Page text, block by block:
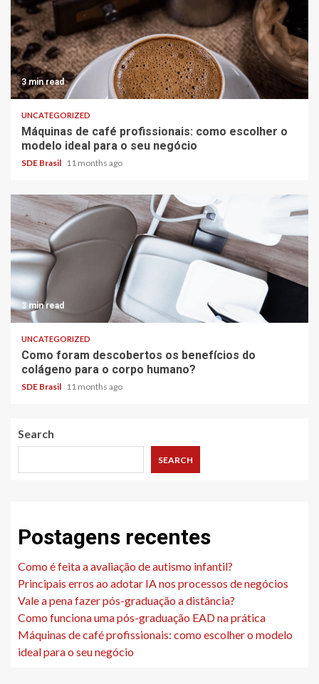
3 min read
UNCATEGORIZED
Máquinas de café profissionais: como escolher o
modelo ideal para o seu negócio
SDE Brasil 11 months ago
3 min read
UNCATEGORIZED
Como foram descobertos os benefícios do
colágeno para o corpo humano?
SDE Brasil 11 months ago
Search
SEARCH
Postagens recentes
Como é feita a avaliação de autismo infantil?
Principais erros ao adotar IA nos processos de negócios
Vale a pena fazer pós-graduação a distância?
Como funciona uma pós-graduação EAD na prática
Máquinas de café profissionais: como escolher o modelo
ideal para o seu negócio